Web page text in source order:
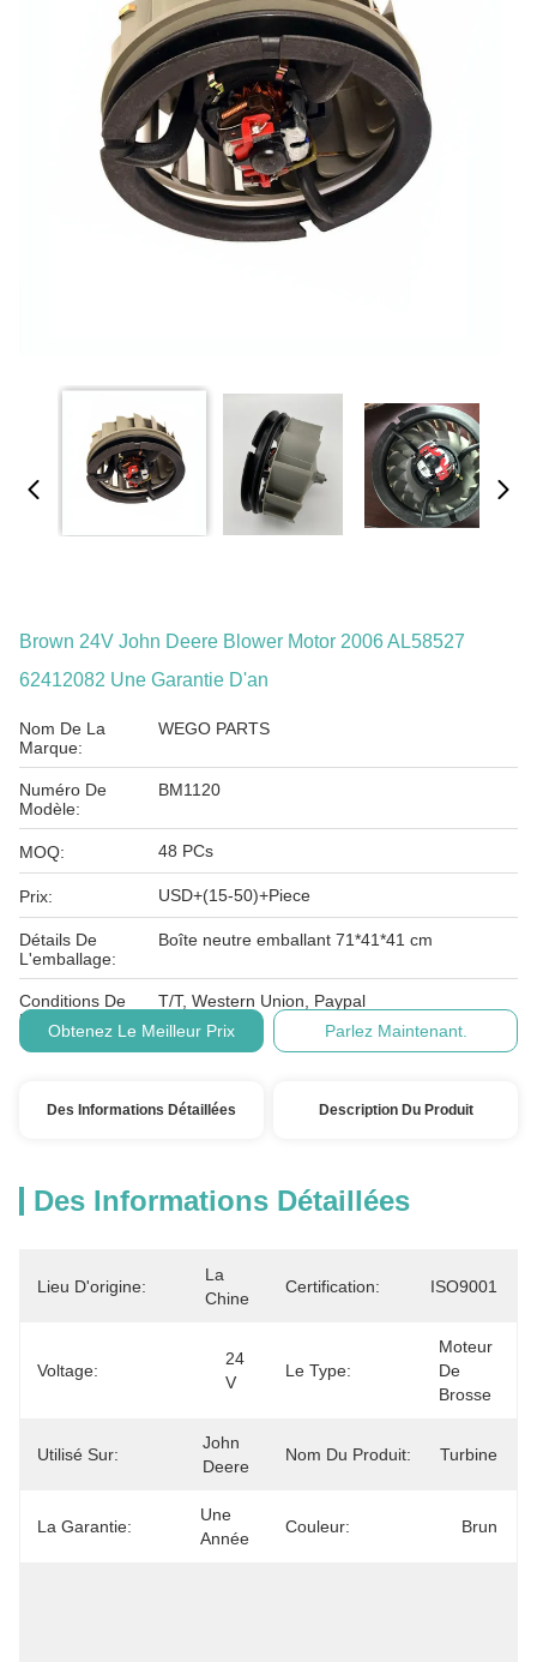
Brown 24V John Deere Blower Motor 2006 AL58527
62412082 Une Garantie D'an
Nom De La
Marque:
WEGO PARTS
Numéro De
Modèle:
BM1120
MOQ: 48 PCs
Prix: USD+(15-50)+Piece
Détails De
L'emballage:
Boîte neutre emballant 71*41*41 cm
Conditions De
Paiement:
T/T, Western Union, Paypal
Obtenez Le Meilleur Prix
Parlez Maintenant.
Des Informations Détaillées Description Du Produit
Des Informations Détaillées
Lieu D'origine:
La
Chine
Certification: ISO9001
Voltage:
24
V
Le Type:
Moteur
De
Brosse
Utilisé Sur:
John
Deere
Nom Du Produit: Turbine
La Garantie:
Une
Année
Couleur: Brun